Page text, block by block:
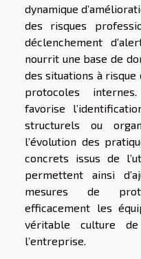
dynamique
des risques
déclenchement
nourrit une base de
des situations à
protocoles
favorise
structurels ou
l’évolution des
concrets issus de
permettent ainsi
mesures de
efficacement les
véritable culture
l’entreprise.